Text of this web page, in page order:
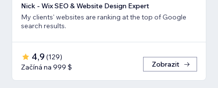
Nick - Wix SEO & Website Design Expert
My clients' websites are ranking at the top of Google
search results.
4,9 (129)
Začíná na 999 $
Zobrazit